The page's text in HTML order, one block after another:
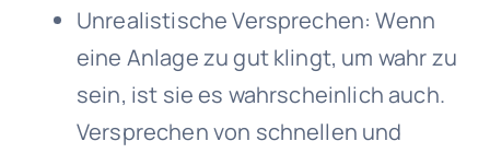
Unrealistische Versprechen: Wenn
eine Anlage zu gut klingt, um wahr zu
sein, ist sie es wahrscheinlich auch.
Versprechen von schnellen und